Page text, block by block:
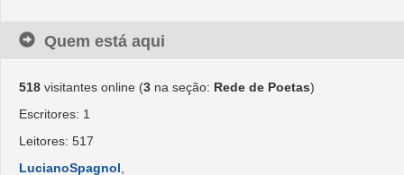
Quem está aqui
518 visitantes online (3 na seção: Rede de Poetas)
Escritores: 1
Leitores: 517
LucianoSpagnol